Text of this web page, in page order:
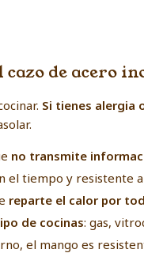
de acero
Si tienes alergia
no transmite
el tiempo y resistente
reparte el calor por
de cocinas: gas,
el mango es